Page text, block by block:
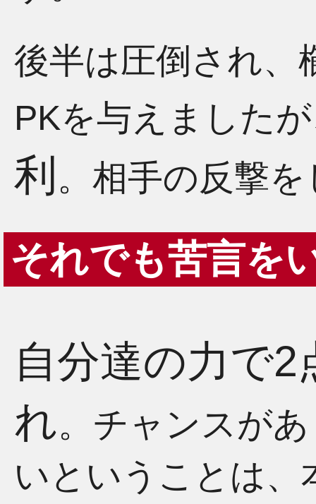
後半は圧倒され、
PKを与えました
利 。相手の反撃
それでも苦言を
自分達の力で
れ。チャンスが
いということは